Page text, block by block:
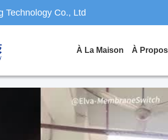
Technology Co., Ltd
À La Maison À